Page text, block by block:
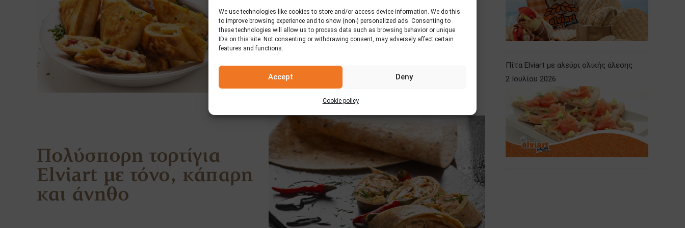
We use technologies like cookies to store and/or access device information. We do this
to improve browsing experience and to show (non-) personalized ads. Consenting to
these technologies will allow us to process data such as browsing behavior or unique
IDs on this site. Not consenting or withdrawing consent, may adversely affect certain
features and functions.
Accept Deny
Cookie policy
Πολύσπορη τορτίγια
Elviart με τόνο, κάπαρη
και άνηθο
Πίτα Elviart με αλεύρι ολικής άλεσης
2 Ιουλίου 2026